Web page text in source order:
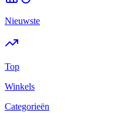
Nieuwste
Top
Winkels
Categorieën